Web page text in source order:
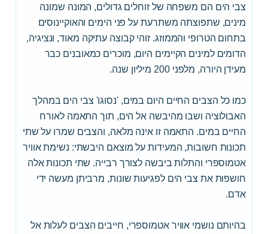
צבי הים הם משפחה של זוחלים גדולים, המונה שמונה
מינים, שתפוצתה משתרעת על פני הימים והאוקיינוסים
בתחום הטרופי והממוזג. זוהי קבוצה עתיקה מאוד, ונציגיה,
הדומים למינים הקיימים היום, מוכרים כמאובנים כבר
מעידן היורה, מלפני 200 מיליון שנה.
כמו כל הצבים החיים היום במים, 'נסוגו' צבי הים במהלך
האבולוציה ושבו מהיבשה אל הים, תוך התאמה לאורח
החיים במים. התאמה זו אינה מלאה, והצבים שמרו על שתי
תכונות חשובות, המעידות על מוצאם היבשתי: נשימת אוויר
אטמוספרי והתלות ביבשה לצורך רבייה. שתי תכונות אלה
חושפות את צבי הים לפגיעות שונות, מרביתן מעשה ידי
אדם.
בהיותם נושמי אוויר אטמוספרי, חייבים הצבים לעלות אל